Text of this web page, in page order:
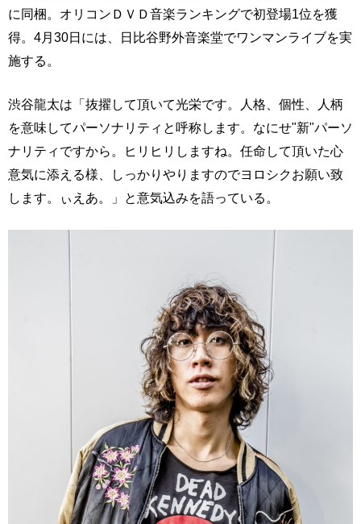
に同梱。オリコンＤＶＤ音楽ランキングで初登場1位を獲
得。4月30日には、日比谷野外音楽堂でワンマンライブを実
施する。
渋谷龍太は「抜擢して頂いて光栄です。人格、個性、人柄
を意味してパーソナリティと呼称します。なにせ"新"パーソ
ナリティですから。ヒリヒリしますね。任命して頂いた心
意気に添える様、しっかりやりますのでヨロシクお願い致
します。ぃえあ。」と意気込みを語っている。